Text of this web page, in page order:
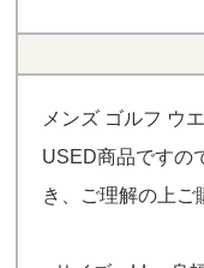
メンズ ゴルフ ウ
USED商品ですの
き、ご理解の上ご